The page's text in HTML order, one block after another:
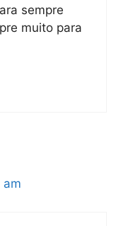
sempre
muito para
am